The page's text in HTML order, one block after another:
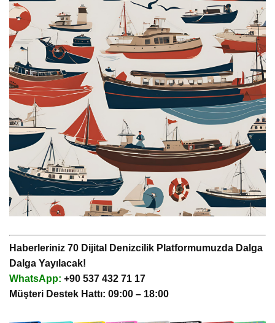
Haberleriniz 70 Dijital Denizcilik Platformumuzda Dalga
Dalga Yayılacak!
WhatsApp: +90 537 432 71 17
Müşteri Destek Hattı: 09:00 – 18:00